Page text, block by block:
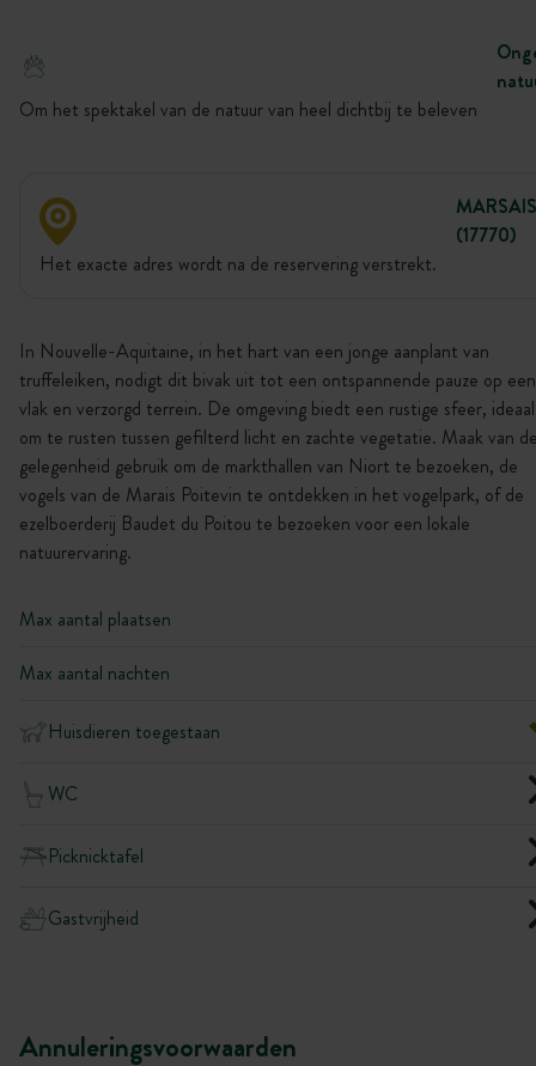
Om het spektakel van de natuur van heel dichtbij te beleven
MARSAIS
(17770)
Het exacte adres wordt na de reservering verstrekt.
In Nouvelle-Aquitaine, in het hart van een jonge aanplant van
truffeleiken, nodigt dit bivak uit tot een ontspannende pauze op een
vlak en verzorgd terrein. De omgeving biedt een rustige sfeer, ideaal
om te rusten tussen gefilterd licht en zachte vegetatie. Maak van
gelegenheid gebruik om de markthallen van Niort te bezoeken, de
vogels van de Marais Poitevin te ontdekken in het vogelpark, of de
ezelboerderij Baudet du Poitou te bezoeken voor een lokale
natuurervaring.
Max aantal plaatsen
Max aantal nachten
Huisdieren toegestaan
WC
Picknicktafel
Gastvrijheid
Annuleringsvoorwaarden